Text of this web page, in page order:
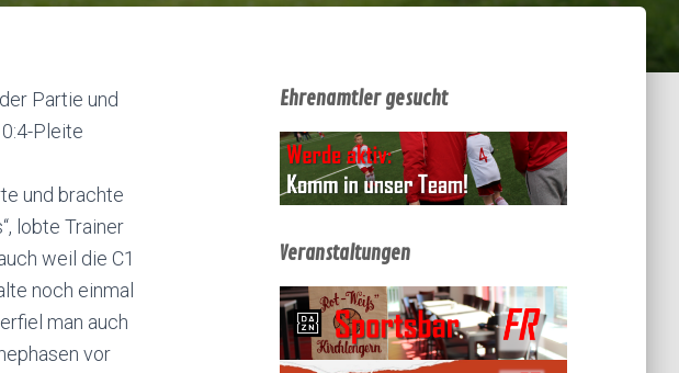
Partie und
Pleite
und brachte
lobte Trainer
weil die C1
noch einmal
man auch
vor
Ehrenamtler gesucht
Veranstaltungen